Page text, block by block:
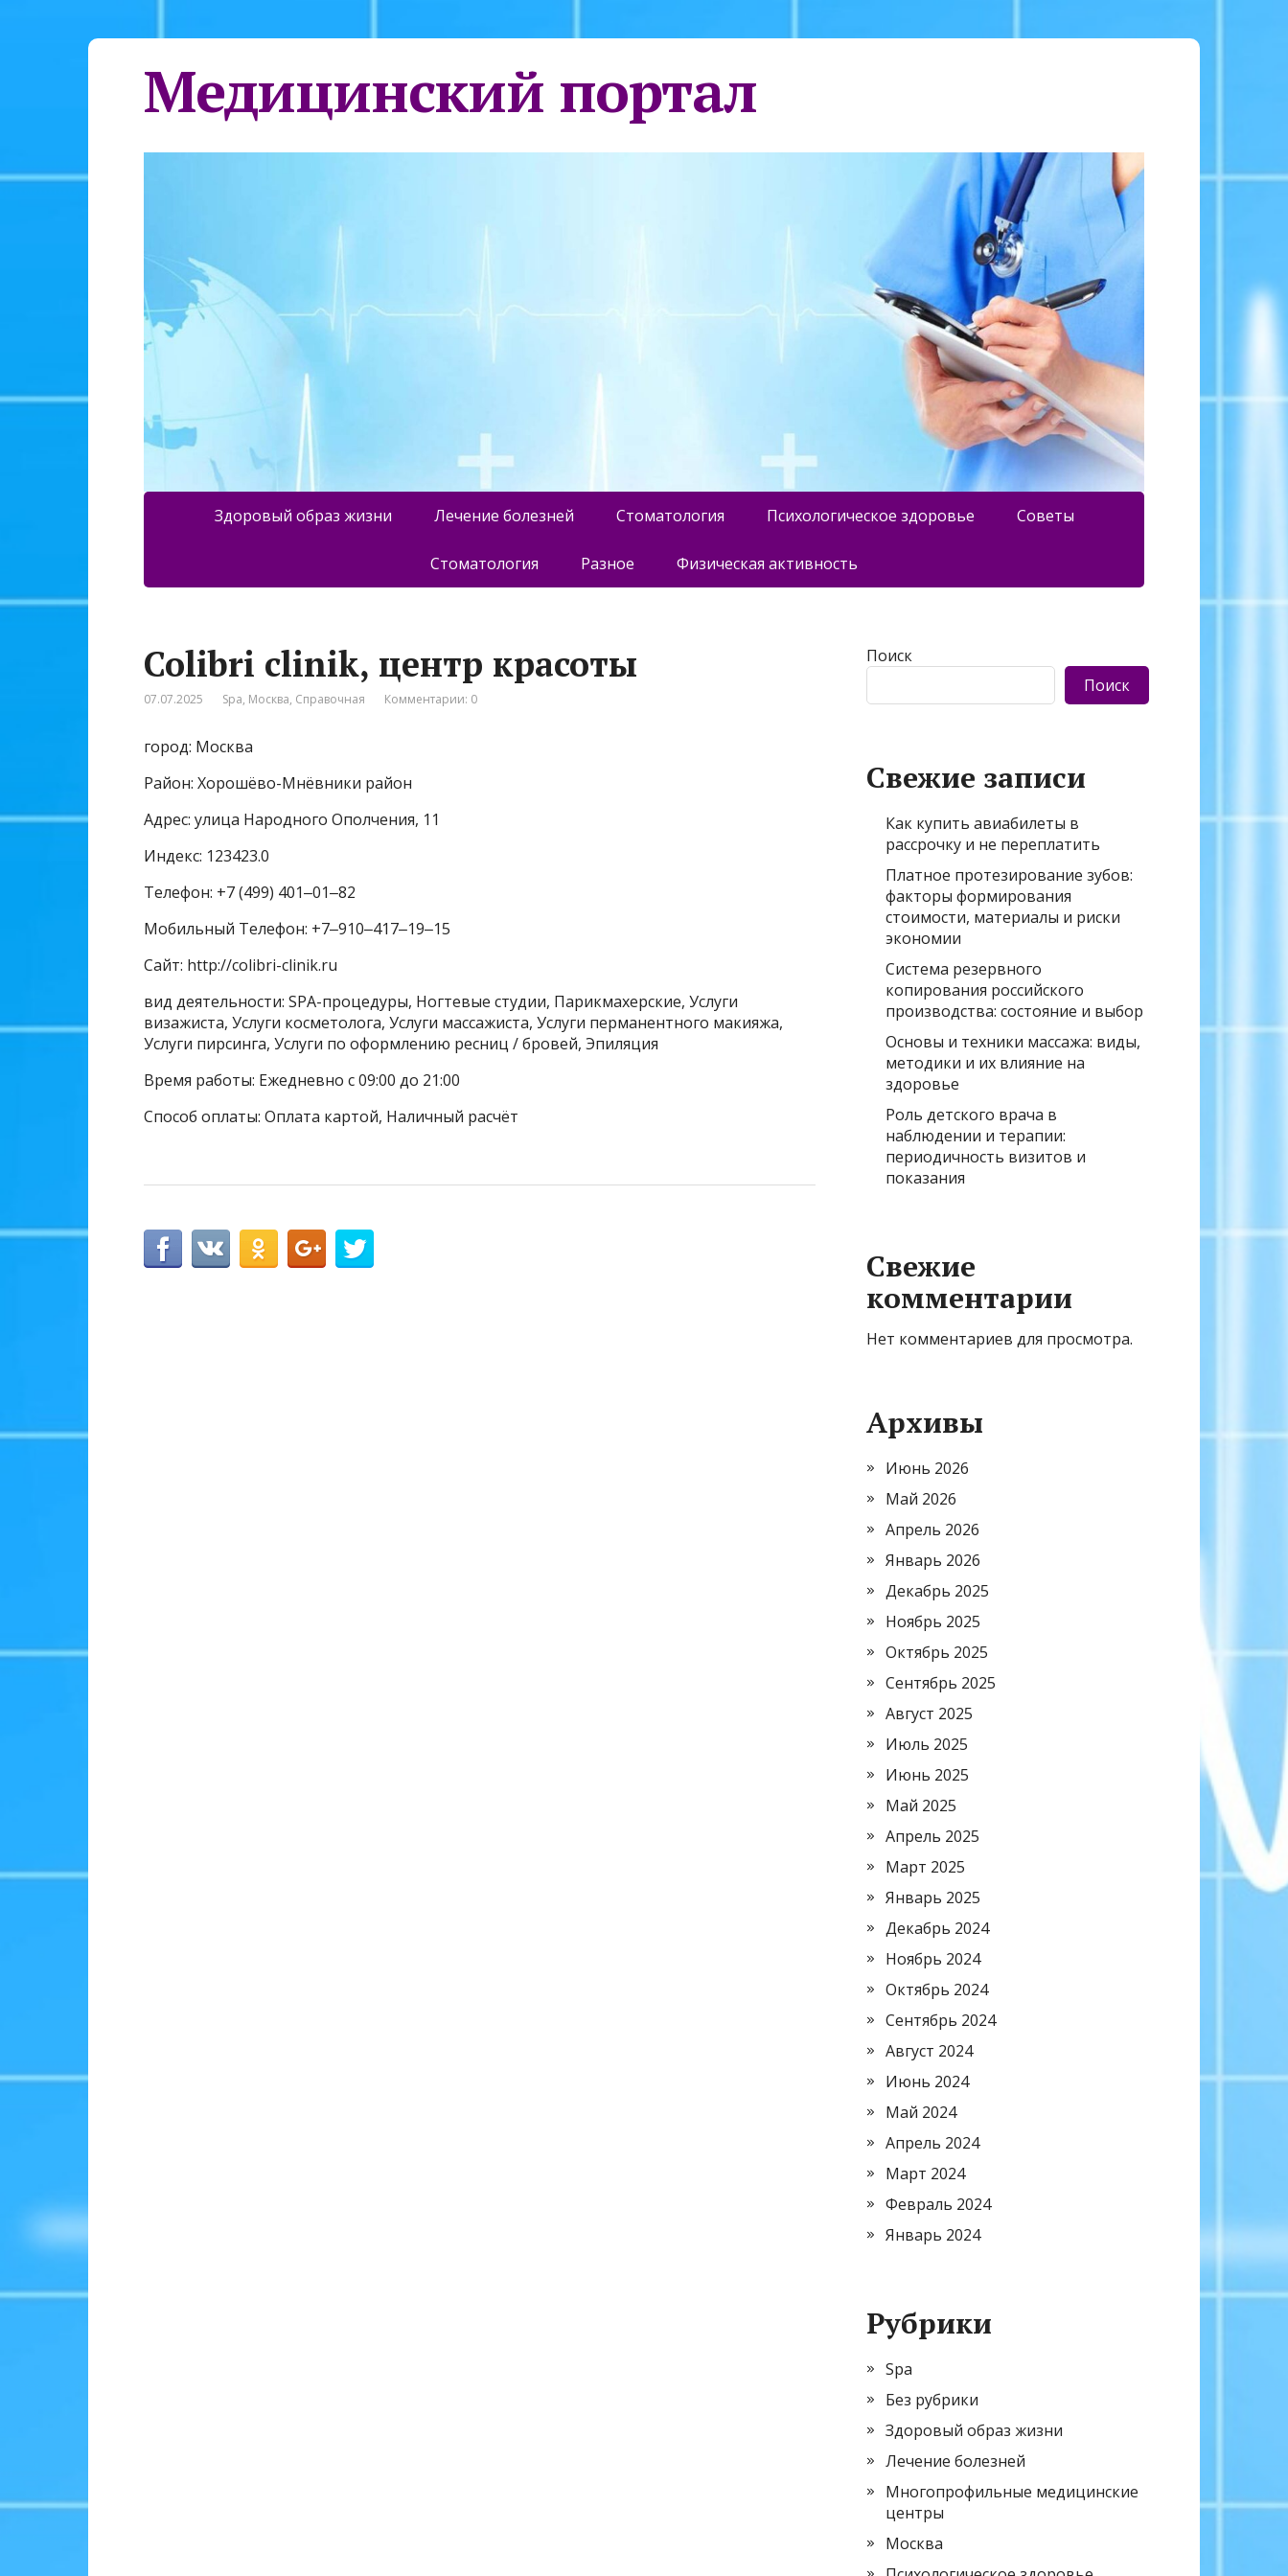
Медицинский портал
Здоровый образ жизни Лечение болезней Стоматология Психологическое здоровье Советы
Стоматология Разное Физическая активность
Colibri clinik, центр красоты
07.07.2025 Spa, Москва, Справочная Комментарии: 0
город: Москва
Район: Хорошёво-Мнёвники район
Адрес: улица Народного Ополчения, 11
Индекс: 123423.0
Телефон: +7 (499) 401‒01‒82
Мобильный Телефон: +7‒910‒417‒19‒15
Сайт: http://colibri-clinik.ru
вид деятельности: SPA-процедуры, Ногтевые студии, Парикмахерские, Услуги
визажиста, Услуги косметолога, Услуги массажиста, Услуги перманентного макияжа,
Услуги пирсинга, Услуги по оформлению ресниц / бровей, Эпиляция
Время работы: Ежедневно с 09:00 до 21:00
Способ оплаты: Оплата картой, Наличный расчёт
Поиск
Поиск
Свежие записи
Как купить авиабилеты в
рассрочку и не переплатить
Платное протезирование зубов:
факторы формирования
стоимости, материалы и риски
экономии
Система резервного
копирования российского
производства: состояние и выбор
Основы и техники массажа: виды,
методики и их влияние на
здоровье
Роль детского врача в
наблюдении и терапии:
периодичность визитов и
показания
Свежие
комментарии
Нет комментариев для просмотра.
Архивы
Июнь 2026
Май 2026
Апрель 2026
Январь 2026
Декабрь 2025
Ноябрь 2025
Октябрь 2025
Сентябрь 2025
Август 2025
Июль 2025
Июнь 2025
Май 2025
Апрель 2025
Март 2025
Январь 2025
Декабрь 2024
Ноябрь 2024
Октябрь 2024
Сентябрь 2024
Август 2024
Июнь 2024
Май 2024
Апрель 2024
Март 2024
Февраль 2024
Январь 2024
Рубрики
Spa
Без рубрики
Здоровый образ жизни
Лечение болезней
Многопрофильные медицинские
центры
Москва